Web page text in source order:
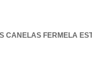
CANELAS FERMELA